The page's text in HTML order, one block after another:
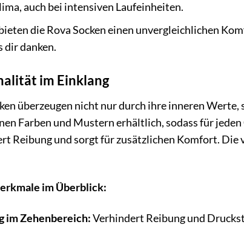
auch bei intensiven Laufeinheiten.
die Rova Socken einen unvergleichlichen
dir danken.
im Einklang
überzeugen nicht nur durch ihre inneren
Farben und Mustern erhältlich, sodass für
Reibung und sorgt für zusätzlichen Komfort. Die
im Überblick:
im Zehenbereich:Verhindert Reibung und